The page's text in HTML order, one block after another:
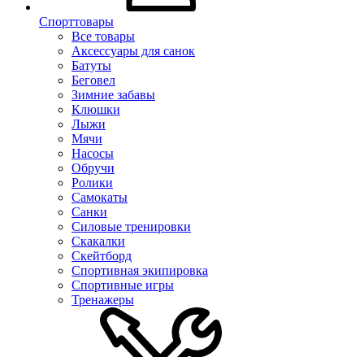
Спорттовары
Все товары
Аксессуары для санок
Батуты
Беговел
Зимние забавы
Клюшки
Лыжи
Мячи
Насосы
Обручи
Ролики
Самокаты
Санки
Силовые тренировки
Скакалки
Скейтборд
Спортивная экипировка
Спортивные игры
Тренажеры